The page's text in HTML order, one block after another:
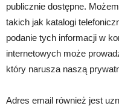
publicznie dostępne.
takich jak katalogi
podanie tych informacji w
internetowych może
który narusza naszą
Adres email również jest